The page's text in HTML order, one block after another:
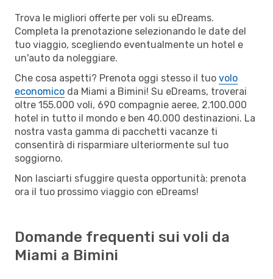
Trova le migliori offerte per voli su eDreams.
Completa la prenotazione selezionando le date del
tuo viaggio, scegliendo eventualmente un hotel e
un'auto da noleggiare.
Che cosa aspetti? Prenota oggi stesso il tuo volo
economico da Miami a Bimini! Su eDreams, troverai
oltre 155.000 voli, 690 compagnie aeree, 2.100.000
hotel in tutto il mondo e ben 40.000 destinazioni. La
nostra vasta gamma di pacchetti vacanze ti
consentirà di risparmiare ulteriormente sul tuo
soggiorno.
Non lasciarti sfuggire questa opportunità: prenota
ora il tuo prossimo viaggio con eDreams!
Domande frequenti sui voli da
Miami a Bimini